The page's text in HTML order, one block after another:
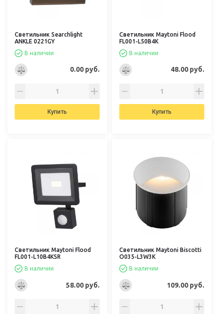
Светильник Searchlight
ANKLE 0221GY
В наличии
0.00 руб.
Купить
Светильник Maytoni Flood
FL001-L50B4K
В наличии
48.00 руб.
Купить
Светильник Maytoni Flood
FL001-L10B4KSR
В наличии
58.00 руб.
Светильник Maytoni Biscotti
O035-L3W3K
В наличии
109.00 руб.